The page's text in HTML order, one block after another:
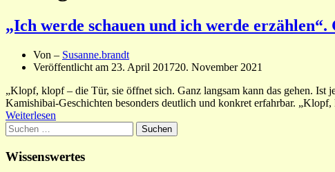
„Ich werde schauen und ich werde
Von – Susanne.brandt
Veröffentlicht am 23. April 201720. November 2021
„Klopf, klopf – die Tür, sie öffnet sich. Ganz langsam kann das gehen. Ist
Kamishibai-Geschichten besonders deutlich und konkret erfahrbar.
Weiterlesen
Suchen
nach:
Wissenswertes